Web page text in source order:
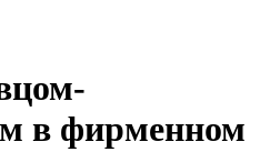
в фирменном